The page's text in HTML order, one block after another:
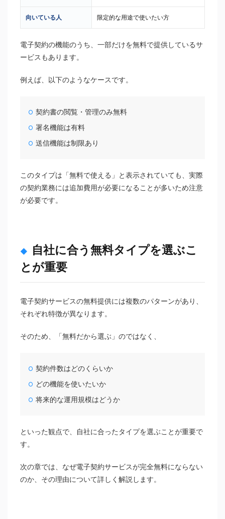
向いている人 限定的な用途で使いたい方
電子契約の機能のうち、一部だけを無料で提供しているサ
ービスもあります。
例えば、以下のようなケースです。
契約書の閲覧・管理のみ無料
署名機能は有料
送信機能は制限あり
このタイプは「無料で使える」と表示されていても、実際
の契約業務には追加費用が必要になることが多いため注意
が必要です。
自社に合う無料タイプを選ぶこ
とが重要
電子契約サービスの無料提供には複数のパターンがあり、
それぞれ特徴が異なります。
そのため、「無料だから選ぶ」のではなく、
契約件数はどのくらいか
どの機能を使いたいか
将来的な運用規模はどうか
といった観点で、自社に合ったタイプを選ぶことが重要で
す。
次の章では、なぜ電子契約サービスが完全無料にならない
のか、その理由について詳しく解説します。